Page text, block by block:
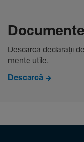
Descarcă decla­rații
mente utile.
Descarcă